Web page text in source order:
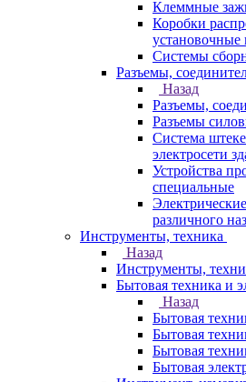
Клеммные
Коробки
установочные
Системы
Разъемы,
Назад
Разъемы,
Разъемы
Система
электросети
Устройства
специальные
различного
Инструменты, техника
Назад
Инструменты,
Бытовая техника и
Назад
Бытовая
Бытовая
Бытовая
Бытовая